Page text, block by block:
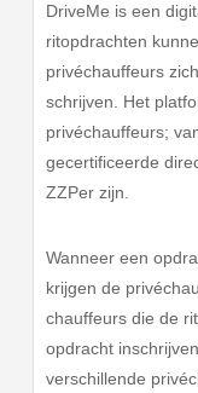
DriveMe is een
ritopdrachten
privéchauffeurs
schrijven. Het
privéchauffeurs;
gecertificeerde
ZZPer zijn.
Wanneer een
krijgen de
chauffeurs die de
opdracht
verschillende